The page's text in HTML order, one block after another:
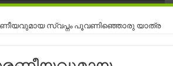
സ്വപ്നം പൂവണിഞ്ഞൊരു യാത്ര